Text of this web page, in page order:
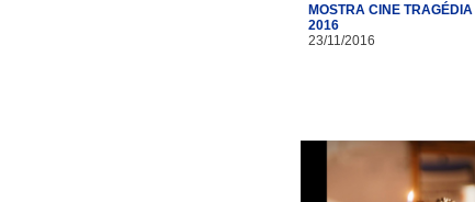
MOSTRA CINE TRAGÉDIA
2016
23/11/2016